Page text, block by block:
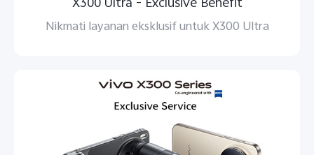
Nikmati layanan eksklusif untuk X300 Ultra